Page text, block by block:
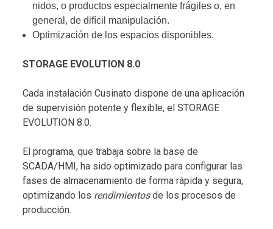
nidos, o productos especialmente frágiles o, en
general, de difícil manipulación.
Optimización de los espacios disponibles.
STORAGE EVOLUTION 8.0
Cada instalación Cusinato dispone de una aplicación
de supervisión potente y flexible, el STORAGE
EVOLUTION 8.0.
El programa, que trabaja sobre la base de
SCADA/HMI, ha sido optimizado para configurar las
fases de almacenamiento de forma rápida y segura,
optimizando los rendimientosde los procesos de
producción.